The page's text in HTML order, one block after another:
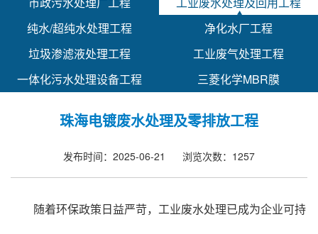
纯水/超纯水处理工程
净化水厂工程
垃圾渗滤液处理工程
工业废气处理工程
一体化污水处理设备工程
三菱化学MBR膜
珠海电镀废水处理及零排放工程​
发布时间：2025-06-21 浏览次数：1257
随着环保政策日益严苛，工业废水处理已成为企业可持